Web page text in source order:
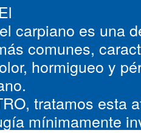
El
carpiano es una
comunes,
hormigueo y
tratamos esta
mínimamente